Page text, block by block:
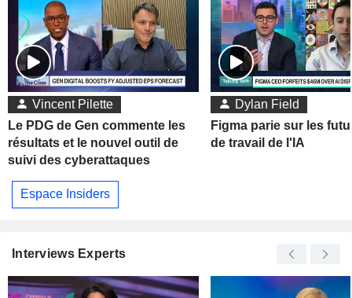
Vincent Pilette
Le PDG de Gen commente les
résultats et le nouvel outil de
suivi des cyberattaques
Dylan Field
Figma parie sur les
de travail de l'IA
Espace Insiders
Interviews Experts